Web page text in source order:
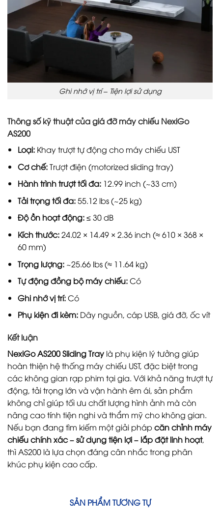
Ghi nhớ vị trí – Tiện lợi sử dụng
Thông số kỹ thuật của giá đỡ máy chiếu NexiGo
AS200
Loại:Khay trượt tự động cho máy chiếu UST
Cơ chế:Trượt điện (motorized sliding tray)
Hành trình trượt tối đa:12.99 inch (~33 cm)
Tải trọng tối đa:55.12 lbs (~25 kg)
Độ ồn hoạt động:≤ 30 dB
Kích thước:24.02 × 14.49 × 2.36 inch (≈ 610 × 368 ×
60 mm)
Trọng lượng:~25.66 lbs (≈ 11.64 kg)
Tự động đồng bộ máy chiếu:Có
Ghi nhớ vị trí:Có
Phụ kiện đi kèm:Dây nguồn, cáp USB, giá đỡ, ốc vít
Kết luận
NexiGo AS200 Sliding Tray là phụ kiện lý tưởng giúp
hoàn thiện hệ thống máy chiếu UST, đặc biệt trong
các không gian rạp phim tại gia. Với khả năng trượt tự
động, tải trọng lớn và vận hành êm ái, sản phẩm
không chỉ giúp tối ưu chất lượng hình ảnh mà còn
nâng cao tính tiện nghi và thẩm mỹ cho không gian.
Nếu bạn đang tìm kiếm một giải phápcăn chỉnh máy
chiếu chính xác – sử dụng tiện lợi – lắp đặt linh hoạt,
thì AS200 là lựa chọn đáng cân nhắc trong phân
khúc phụ kiện cao cấp.
SẢN PHẨM TƯƠNG TỰ